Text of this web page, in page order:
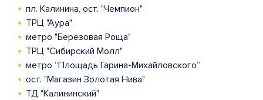
пл. Калинина, ост. "Чемпион"
ТРЦ "Аура"
метро "Березовая Роща"
ТРЦ "Сибирский Молл"
метро “Площадь Гарина-Михайловского”
ост. "Магазин Золотая Нива"
ТД "Калининский"